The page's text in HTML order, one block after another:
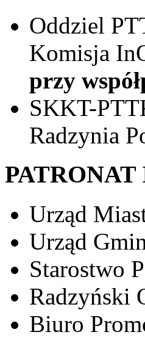
Oddziel
Komisja
przy
SKKT-
Radzynia
PATRONAT
Urząd
Urząd
Starostwo
Radzyński
Biuro